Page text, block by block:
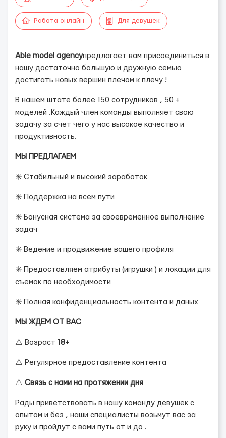
Работа онлайн Для девушек
Able model agencyпредлагает вам присоединиться в
нашу достаточно большую и дружную семью
достигать новых вершин плечом к плечу !
В нашем штате более 150 сотрудников , 50 +
моделей .Каждый член команды выполняет свою
задачу за счет чего у нас высокое качество и
продуктивность.
МЫ ПРЕДЛАГАЕМ
✳️ Стабильный и высокий заработок
✳️ Поддержка на всем пути
✳️ Бонусная система за своевременное выполнение
задач
✳️ Ведение и продвижение вашего профиля
✳️ Предоставляем атрибуты (игрушки ) и локации для
съемок по необходимости
✳️ Полная конфиденциальность контента и даных
МЫ ЖДЕМ ОТ ВАС
⚠️ Возраст 18+
⚠️ Регулярное предоставление контента
⚠️ Связь с нами на протяжении дня
Рады приветствовать в нашу команду девушек с
опытом и без , наши специалисты возьмут вас за
руку и пройдут с вами путь от и до .